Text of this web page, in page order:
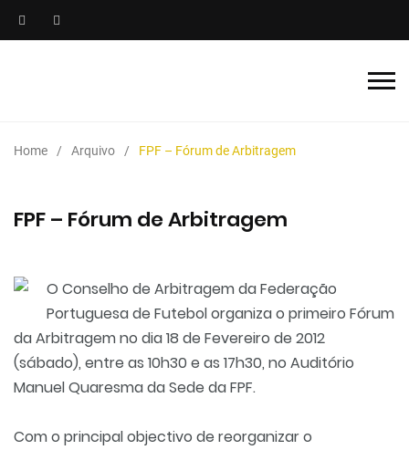
Home Arquivo FPF – Fórum de Arbitragem
FPF – Fórum de Arbitragem
O Conselho de Arbitragem da Federação
Portuguesa de Futebol organiza o primeiro Fórum
da Arbitragem no dia 18 de Fevereiro de 2012
(sábado), entre as 10h30 e as 17h30, no Auditório
Manuel Quaresma da Sede da FPF.
Com o principal objectivo de reorganizar o